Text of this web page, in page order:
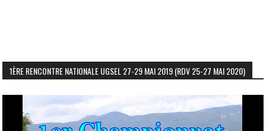
1ÈRE RENCONTRE NATIONALE UGSEL 27-29 MAI 2019 (RDV 25-27 MAI 2020)
vidéo